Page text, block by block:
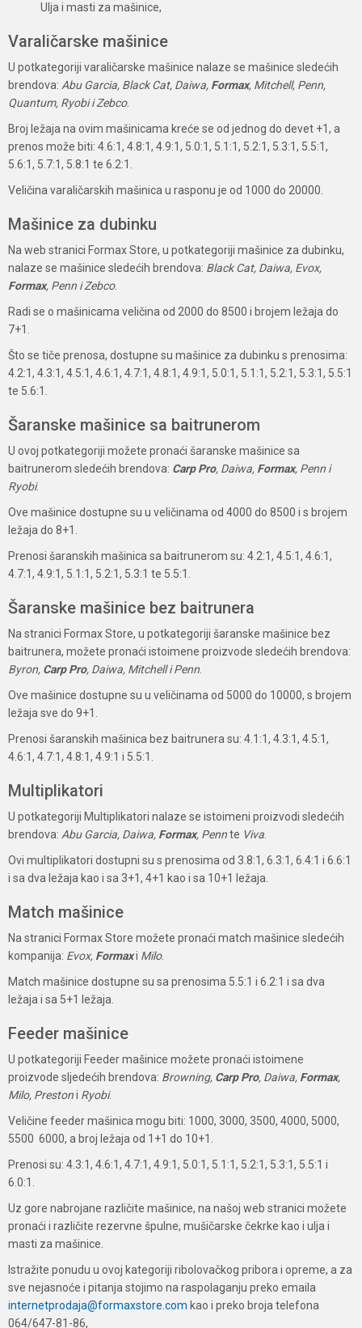
Ulja i masti za mašinice,
Varaličarske mašinice
U potkategoriji varaličarske mašinice nalaze se mašinice sledećih
brendova: Abu Garcia, Black Cat, Daiwa, Formax, Mitchell, Penn,
Quantum, Ryobi i Zebco.
Broj ležaja na ovim mašinicama kreće se od jednog do devet +1, a
prenos može biti: 4.6:1, 4.8:1, 4.9:1, 5.0:1, 5.1:1, 5.2:1, 5.3:1, 5.5:1,
5.6:1, 5.7:1, 5.8:1 te 6.2:1.
Veličina varaličarskih mašinica u rasponu je od 1000 do 20000.
Mašinice za dubinku
Na web stranici Formax Store, u potkategoriji mašinice za dubinku,
nalaze se mašinice sledećih brendova: Black Cat, Daiwa, Evox,
Formax, Penn i Zebco.
Radi se o mašinicama veličina od 2000 do 8500 i brojem ležaja do
7+1.
Što se tiče prenosa, dostupne su mašinice za dubinku s prenosima:
4.2:1, 4.3:1, 4.5:1, 4.6:1, 4.7:1, 4.8:1, 4.9:1, 5.0:1, 5.1:1, 5.2:1, 5.3:1, 5.5:1
te 5.6:1.
Šaranske mašinice sa baitrunerom
U ovoj potkategoriji možete pronaći šaranske mašinice sa
baitrunerom sledećih brendova: Carp Pro, Daiwa, Formax, Penn i
Ryobi.
Ove mašinice dostupne su u veličinama od 4000 do 8500 i s brojem
ležaja do 8+1.
Prenosi šaranskih mašinica sa baitrunerom su: 4.2:1, 4.5:1, 4.6:1,
4.7:1, 4.9:1, 5.1:1, 5.2:1, 5.3:1 te 5.5:1.
Šaranske mašinice bez baitrunera
Na stranici Formax Store, u potkategoriji šaranske mašinice bez
baitrunera, možete pronaći istoimene proizvode sledećih brendova:
Byron, Carp Pro, Daiwa, Mitchell i Penn
Ove mašinice dostupne su u veličinama od 5000 do 10000, s brojem
ležaja sve do 9+1.
Prenosi šaranskih mašinica bez baitrunera su: 4.1:1, 4.3:1, 4.5:1,
4.6:1, 4.7:1, 4.8:1, 4.9:1 i 5.5:1.
Multiplikatori
U potkategoriji Multiplikatori nalaze se istoimeni proizvodi sledećih
brendova: Abu Garcia, Daiwa, Formax, Pennte Viva
Ovi multiplikatori dostupni su s prenosima od 3.8:1, 6.3:1, 6.4:1 i 6.6:1
i sa dva ležaja kao i sa 3+1, 4+1 kao i sa 10+1 ležaja.
Match mašinice
Na stranici Formax Store možete pronaći match mašinice sledećih
kompanija: Evox, Formaxi Milo.
Match mašinice dostupne su sa prenosima 5.5:1 i 6.2:1 i sa dva
ležaja i sa 5+1 ležaja.
Feeder mašinice
U potkategoriji Feeder mašinice možete pronaći istoimene
proizvode sljedećih brendova: Browning, Carp Pro, Daiwa, Formax,
Milo, Prestoni Ryobi.
Veličine feeder mašinica mogu biti: 1000, 3000, 3500, 4000, 5000,
5500 6000, a broj ležaja od 1+1 do 10+1.
Prenosi su: 4.3:1, 4.6:1, 4.7:1, 4.9:1, 5.0:1, 5.1:1, 5.2:1, 5.3:1, 5.5:1 i
6.0:1.
Uz gore nabrojane različite mašinice, na našoj web stranici možete
pronaći i različite rezervne špulne, mušičarske čekrke kao i ulja i
masti za mašinice.
Istražite ponudu u ovoj kategoriji ribolovačkog pribora i opreme, a za
sve nejasnoće i pitanja stojimo na raspolaganju preko emaila
internetprodaja@formaxstore.com kao i preko broja telefona
064/647-81-86,